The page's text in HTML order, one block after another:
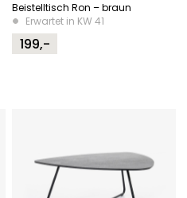
Beistelltisch Ron – braun
Erwartet in KW 41
199,-